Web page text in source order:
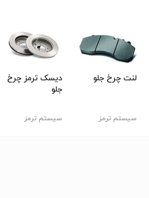
لنت چرخ جلو
سیستم ترمز
دیسک ترمز چرخ
جلو
سیستم ترمز